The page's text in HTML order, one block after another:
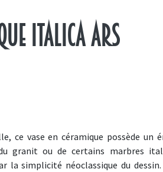
Italica Ars
ce vase en céramique possède un
granit ou de certains marbres
la simplicité néoclassique du